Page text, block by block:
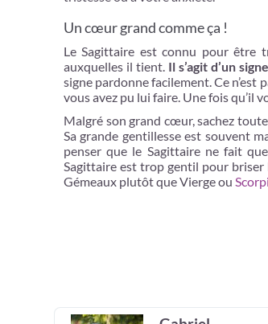
Un cœur grand comme ça !
Le Sagittaire est connu pour être
auxquelles il tient. Il s’agit d’un
signe pardonne facilement. Ce n’est
vous avez pu lui faire. Une fois qu’il
Malgré son grand cœur, sachez
Sa grande gentillesse est souvent
penser que le Sagittaire ne fait
Sagittaire est trop gentil pour
Gémeaux plutôt que Vierge ou